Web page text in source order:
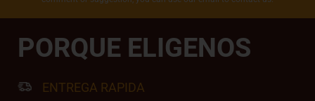
PORQUE ELIGENOS
ENTREGA RAPIDA